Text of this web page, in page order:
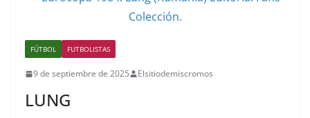
FÚTBOL FUTBOLISTAS
9 de septiembre de 2025 Elsitiodemiscromos
LUNG